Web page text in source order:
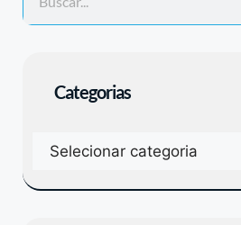
Categorias